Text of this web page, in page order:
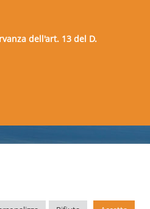
dell'art. 13 del D.